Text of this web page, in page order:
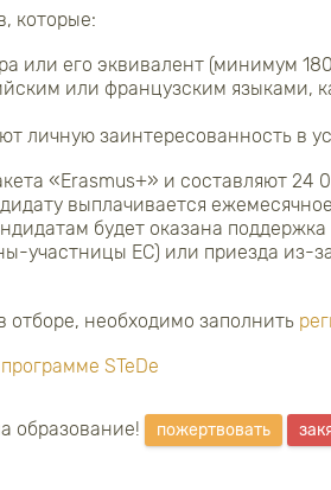
которые:
или его эквивалент (минимум 180
или французским языками,
личную заинтересованность в
«Erasmus+» и составляют 24
выплачивается
будет оказана
участницы ЕС) или приезда из-
отборе, необходимо заполнить
STeDe
образование! пожертвовать